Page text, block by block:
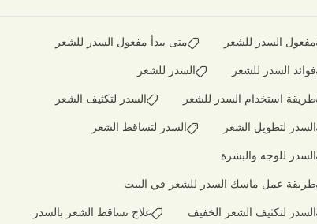
مفعول السدر للشعر متى يبدأ مفعول السدر للشعر
فوائد السدر للشعر السدر للشعر
طريقة استخدام السدر للشعر السدر لتكثيف الشعر
السدر لتطويل الشعر السدر لتساقط الشعر
السدر للوجه والبشرة
طريقة عمل ماسك السدر للشعر في البيت
السدر لتكثيف الشعر الخفيف علاج تساقط الشعر بالسدر